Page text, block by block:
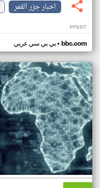
اخبار جزر القمر
PF63IT
بي بي سي عربي• bbc.com